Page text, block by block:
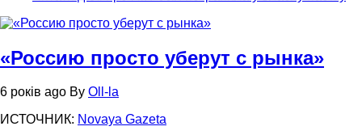
«Россию просто уберут c рынка»
6 років ago By Oll-la
ИСТОЧНИК: Novaya Gazeta